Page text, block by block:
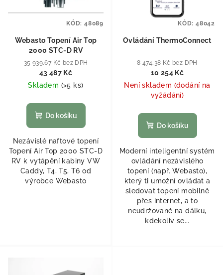
Webasto Topení Air Top
2000 STC-D RV
35 939,67 Kč bez DPH
43 487 Kč
Skladem (>5 ks)
Do košíku
Nezávislé naftové topení
Topení Air Top 2000 STC-D
RV k vytápění kabiny VW
Caddy, T4, T5, T6 od
výrobce Webasto
KÓD: 48089
Ovládání ThermoConnect
8 474,38 Kč bez DPH
10 254 Kč
Není skladem (dodání na
vyžádání)
Do košíku
Moderní inteligentní systém
ovládání nezávislého
topení (např. Webasto),
který ti umožní ovládat a
sledovat topení mobilně
přes internet, a to
neudržovaně na dálku,
kdekoliv se...
KÓD: 48042